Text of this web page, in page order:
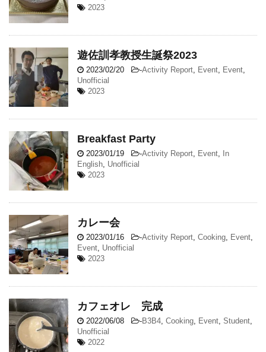
2023
遊佐訓孝教授生誕祭2023
2023/02/20 -Activity Report, Event, Event,
Unofficial
2023
Breakfast Party
2023/01/19 -Activity Report, Event,
In
English, Unofficial
2023
カレー会
2023/01/16 -Activity Report, Cooking, Event,
Event, Unofficial
2023
カフェオレ 完成
2022/06/08 -B3B4, Cooking, Event, Student,
Unofficial
2022